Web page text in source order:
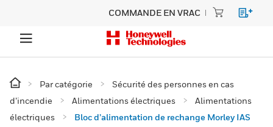
COMMANDE EN VRAC
Par catégorie
Sécurité des personnes en cas
d’incendie
Alimentations électriques
Alimentations
électriques
Bloc d’alimentation de rechange Morley IAS